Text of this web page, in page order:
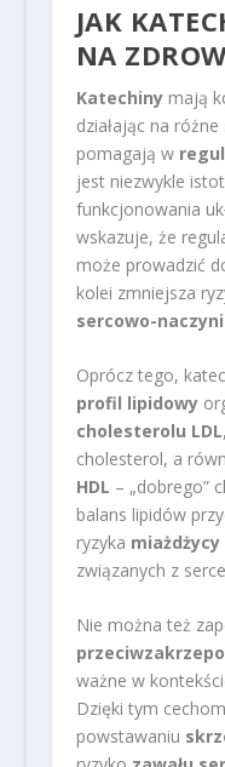
JAK
NA
Katechinymają
działając na
pomagają w
jest niezwykle
funkcjonowania
wskazuje, że
może prowadzić
kolei zmniejsza
sercowo-
Oprócz tego,
profil lipidowy
cholesterolu LDL
cholesterol, a
HDL – „dobrego”
balans lipidów
ryzyka miażdżycy
związanych z
Nie można też
ważne w
Dzięki tym
powstawaniu